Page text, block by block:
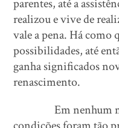
parentes, até a
realizou e vive de
vale a pena. Há como
possibilidades, até
ganha significados
renascimento.
Em nenhum